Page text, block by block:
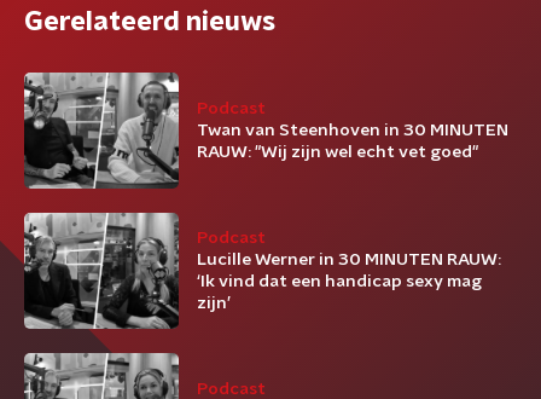
Gerelateerd nieuws
Podcast
Twan van Steenhoven in 30 MINUTEN
RAUW: "Wij zijn wel echt vet goed"
Podcast
Lucille Werner in 30 MINUTEN RAUW:
‘Ik vind dat een handicap sexy mag
zijn’
Podcast